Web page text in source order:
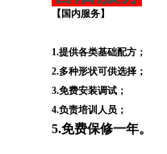
【国内服务】
1.提供各类基础配方；
2.多种形状可供选择；
3.免费安装调试；
4.负责培训人员；
5.免费保修一年。